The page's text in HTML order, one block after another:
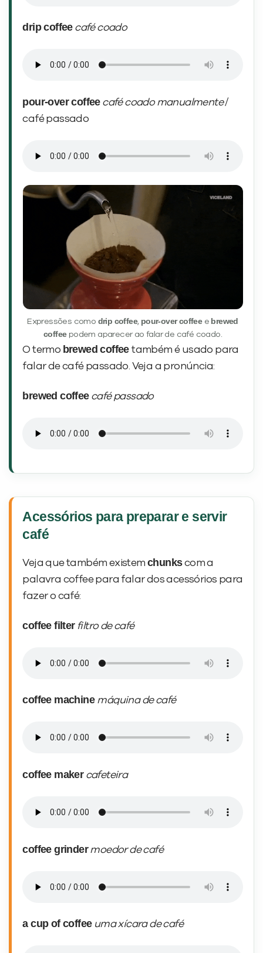
drip coffee café coado
pour-over coffee café coado manualmente/
café passado
Expressões como drip coffee, pour-over coffeee brewed
coffeepodem aparecer ao falar de café coado.
O termo brewed coffeetambém é usado para
falar de café passado. Veja a pronúncia:
brewed coffee café passado
Acessórios para preparar e servir
café
Veja que também existem chunkscom a
palavra coffee para falar dos acessórios para
fazer o café:
coffee filter filtro de café
coffee machine máquina de café
coffee maker cafeteira
coffee grinder moedor de café
a cup of coffee uma xícara de café